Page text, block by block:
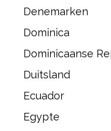
Denemarken
Dominica
Dominicaanse
Duitsland
Ecuador
Egypte